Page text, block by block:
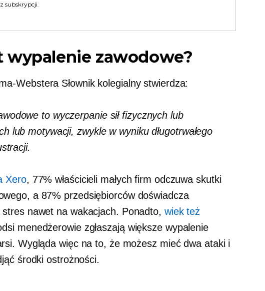
subskrypcji.
wypalenie zawodowe?
Webstera Słownik kolegialny stwierdza:
to wyczerpanie sił fizycznych lub
lub motywacji, zwykle w wyniku długotrwałego
Xero, 77% właścicieli małych firm odczuwa skutki
a 87% przedsiębiorców doświadcza
stres nawet na wakacjach. Ponadto, wiek też
menedżerowie zgłaszają większe wypalenie
Wygląda więc na to, że możesz mieć dwa ataki i
środki ostrożności.